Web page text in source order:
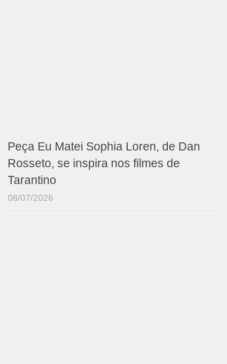
Peça Eu Matei Sophia Loren, de Dan
Rosseto, se inspira nos filmes de
Tarantino
08/07/2026